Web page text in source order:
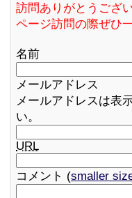
訪問ありがとうござ
ページ訪問の際ぜひ
名前
メールアドレス
メールアドレスは表
い。
URL
コメント (smaller